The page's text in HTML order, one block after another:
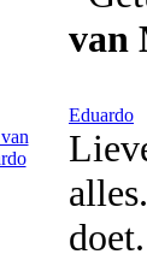
van
Eduardo
doet.